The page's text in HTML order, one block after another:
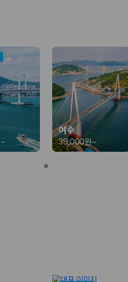
이 좋습니다.
합니다.
격뿐 아니라 일반자차, 완전자차, 슈
~
여수
39,000원~